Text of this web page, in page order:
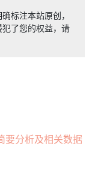
标注本站原创，
了您的权益，请